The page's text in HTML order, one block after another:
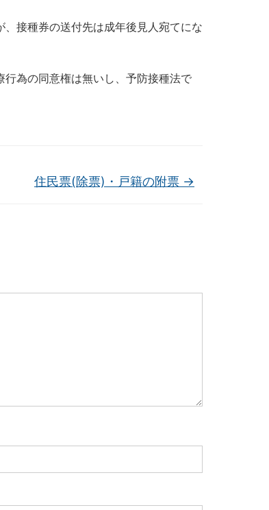
接種券の送付先は成年後見人宛てにな
為の同意権は無いし、予防接種法で
住民票(除票)・戸籍の附票 →